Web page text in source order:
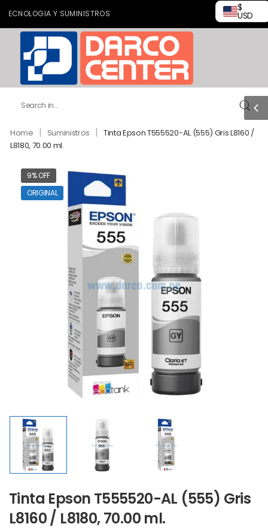
Y SUMINISTROS
$
USD
Home | Suministros | Tinta Epson T555520-AL (555) Gris L8160 /
L8180, 70.00 ml.
9% OFF
ORIGINAL
Tinta Epson T555520-AL (555) Gris
L8160 / L8180, 70.00 ml.